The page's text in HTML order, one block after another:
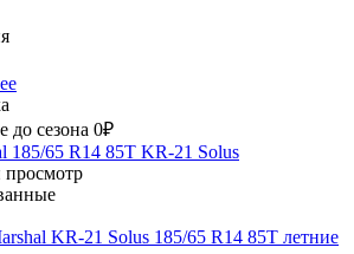
до сезона 0₽
KR-21 Solus 185/65 R14 85T летние